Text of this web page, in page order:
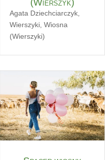
(Wierszyk)
Agata Dziechciarczyk,
Wierszyki, Wiosna
(Wierszyki)